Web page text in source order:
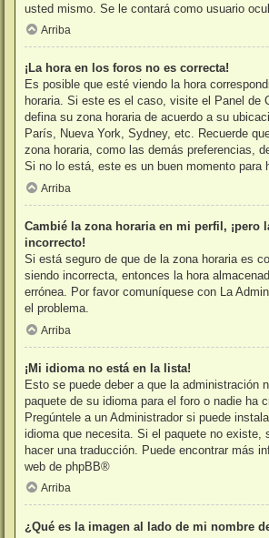
usted mismo. Se le contará como usuario
Arriba
¡La hora en los foros no es correcta!
Es posible que esté viendo la hora
horaria. Si este es el caso, visite el Panel de
defina su zona horaria de acuerdo a su
París, Nueva York, Sydney, etc. Recuerde
zona horaria, como las demás preferencias,
Si no lo está, este es un buen momento para
Arriba
Cambié la zona horaria en mi perfil, ¡pero
incorrecto!
Si está seguro de que de la zona horaria es
siendo incorrecta, entonces la hora
errónea. Por favor comuníquese con La
el problema.
Arriba
¡Mi idioma no está en la lista!
Esto se puede deber a que la administración
paquete de su idioma para el foro o nadie ha
Pregúntele a un Administrador si puede
idioma que necesita. Si el paquete no existe,
hacer una traducción. Puede encontrar más
web de phpBB®
Arriba
¿Qué es la imagen al lado de mi nombre